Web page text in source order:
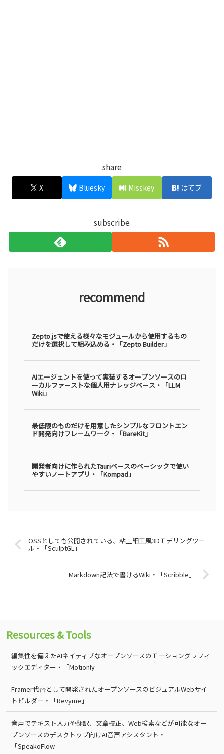
share
X Bluesky Misskey はてブ
subscribe
recommend
Zepto.jsで使える様々なモジュールから使用するもの
だけを選択して組み込める・「Zepto Builder」
AIエージェントを使って実装するオープンソースのロ
ーカルファーストな個人用ナレッジベース・「LLM
Wiki」
最低限のものだけを用意したシンプルなフロントエン
ド開発向けフレームワーク・「BareKit」
開発者向けに作られたTauriベースのベーシックで使い
やすいノートアプリ・「Kompad」
OSSとしても公開されている、粘土細工風3Dモデリングツー
ル・「SculptGL」
Markdown記法で書けるWiki・「Scribble」
Resources & Tools
編集性を備えたAIネイティブなオープンソースのモーショングラフィ
ックエディター・「Motionly」
Framer代替として開発されたオープンソースのビジュアルWebサイ
トビルダー・「Revyme」
音声でテキスト入力や翻訳、文章校正、Web検索などが可能なオー
プンソースのデスクトップ向けAI音声アシスタント・
「SpeakoFlow」